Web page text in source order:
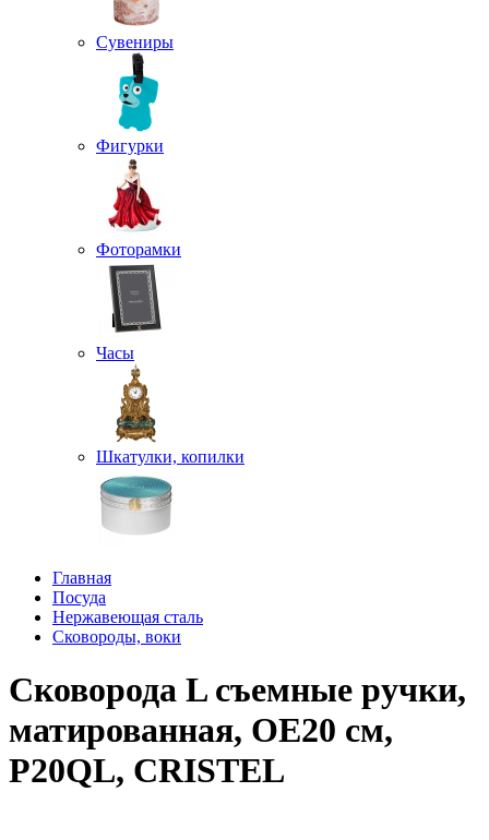
Сувениры
Фигурки
Фоторамки
Часы
Шкатулки, копилки
Главная
Посуда
Нержавеющая сталь
Сковороды, воки
Сковорода L съемные ручки,
матированная, OE20 см,
P20QL, CRISTEL